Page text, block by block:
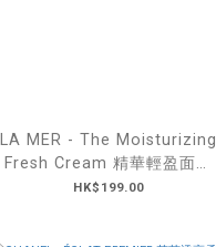
LA MER - The Moisturizing
Fresh Cream 精華輕盈面霜
7mL
HK$199.00